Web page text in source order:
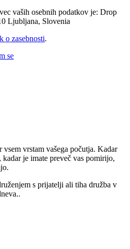
vaših osebnih podatkov je: Drop
Ljubljana, Slovenia
o zasebnosti.
se
vrstam vašega počutja. Kadar
je imate preveč vas pomirijo,
s prijatelji ali tiha družba v